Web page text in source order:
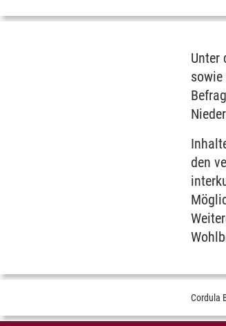
Unter
den
Cordula